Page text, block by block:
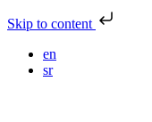
Skip to content
en
sr